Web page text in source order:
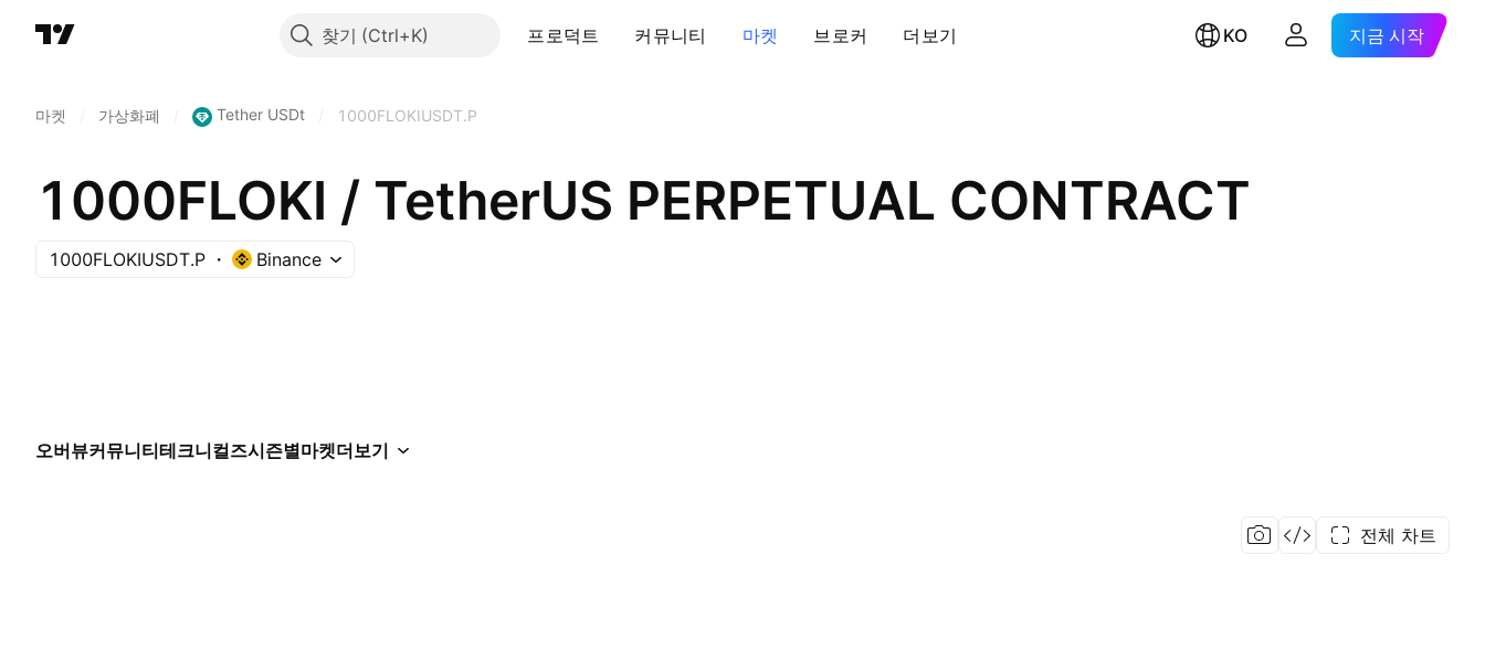
찾기 프로덕트 커뮤니티 마켓 브로커 더보기 KO 지금 시작
마켓 가상화폐 Tether USDt 1000FLOKIUSDT.P
1000FLOKI / TetherUS PERPETUAL CONTRACT
1000FLOKIUSDT.P Binance
오버뷰커뮤니티테크니컬즈시즌별마켓더보기
전체 차트